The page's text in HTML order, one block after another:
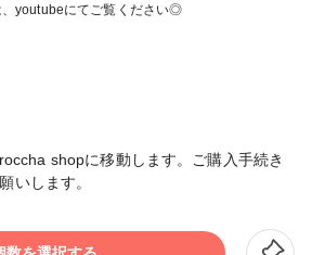
youtubeにてご覧ください◎
shopに移動します。ご購入手続き
いします。